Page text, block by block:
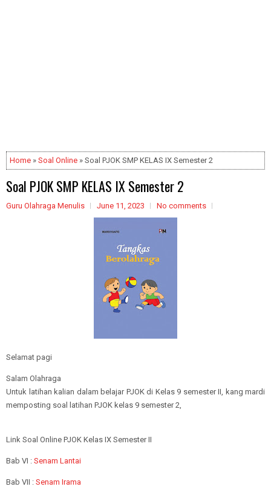
Home » Soal Online » Soal PJOK SMP KELAS IX Semester 2
Soal PJOK SMP KELAS IX Semester 2
Guru Olahraga Menulis June 11, 2023 No comments
Selamat pagi
Salam Olahraga
Untuk latihan kalian dalam belajar PJOK di Kelas 9 semester II, kang mardi
memposting soal latihan PJOK kelas 9 semester 2,
Link Soal Online PJOK Kelas IX Semester II
Bab VI : Senam Lantai
Bab VII : Senam Irama